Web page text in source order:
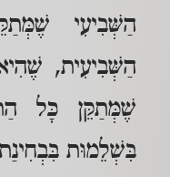
הַשְּׁבִיעִי
הַשְּׁבִיעִית,
שֶׁמְּתַקֵּן כָּל
בִּשְׁלֵמוּת